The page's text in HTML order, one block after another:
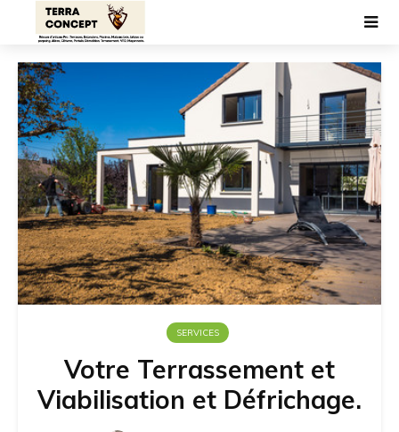
SERVICES
Votre Terrassement et
Viabilisation et Défrichage.